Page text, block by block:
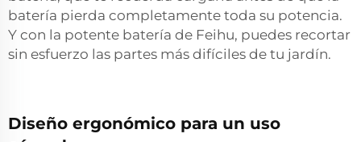
batería pierda completamente toda su potencia.
Y con la potente batería de Feihu, puedes recortar
sin esfuerzo las partes más difíciles de tu jardín.
Diseño ergonómico para un uso